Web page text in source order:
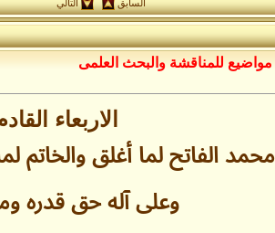
السابق التالي
للمناقشة والبحث العلمى
الاربعاء
الفاتح لما أغلق والخاتم
وعلى آله حق قدره